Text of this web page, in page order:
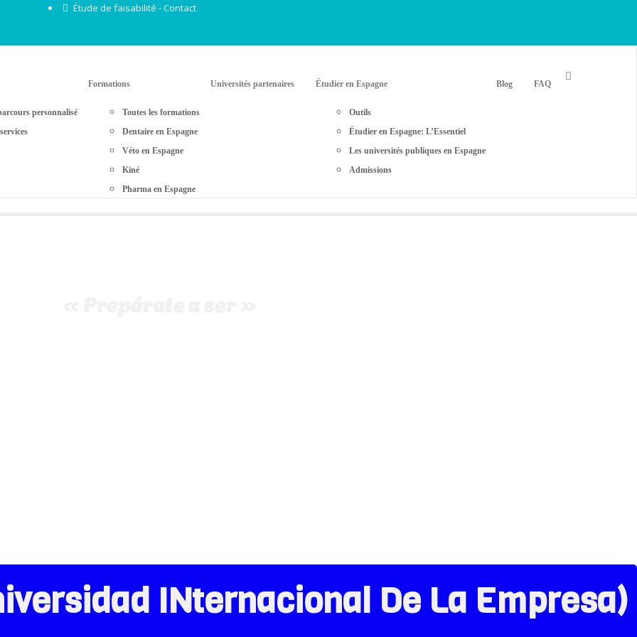
Étude de faisabilité - Contact
personnalisé
Formations
Toutes les formations
Dentaire en Espagne
Véto en Espagne
Kiné
Pharma en Espagne
Universités partenaires Étudier en Espagne
Outils
Étudier en Espagne: L’Essentiel
Les universités publiques en Espagne
Admissions
Blog FAQ
INternacional De La Empresa)